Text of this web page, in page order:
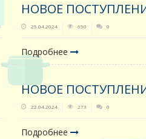
НОВОЕ
25.04.2024 650 0
Подробнее
НОВОЕ
22.04.2024 273 0
Подробнее